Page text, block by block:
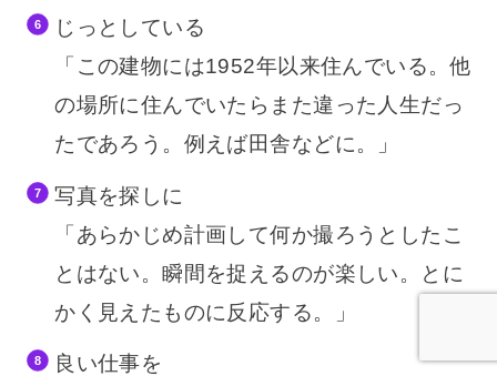
じっとしている
「この建物には1952年以来住んでいる。他
の場所に住んでいたらまた違った人生だっ
たであろう。例えば田舎などに。」
写真を探しに
「あらかじめ計画して何か撮ろうとしたこ
とはない。瞬間を捉えるのが楽しい。とに
かく見えたものに反応する。」
良い仕事を